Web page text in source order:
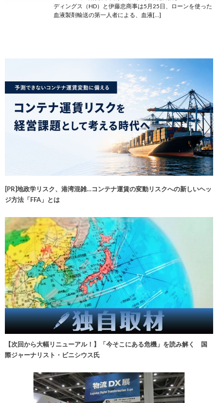
ディングス（HD）と伊藤忠商事は5月25日、ローンを使った
血液製剤輸送の第一人者による、血液[…]
[PR]地政学リスク、港湾混雑…コンテナ運賃の変動リスクへの新しいヘッ
ジ方法「FFA」とは
【次回から大幅リニューアル！】「今そこにある危機」を読み解く 国
際ジャーナリスト・ビニシウス氏